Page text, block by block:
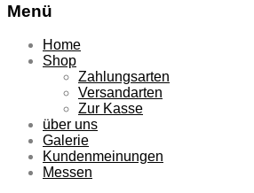
Menü
Zum
Inhalt
Home
Shop
Zahlungsarten
Versandarten
Zur Kasse
über uns
Galerie
Kundenmeinungen
Messen